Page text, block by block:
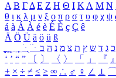
Α Β ΓΔ Ε Ζ Η Θ Ι ΚΛ Μ Ν
θ ι κ λ μ ν ξ ο π ρ σ τ υ φ χ ψ
á à Á À é è É È ç Ç ê
Ä Ö Ü ä ö ü ß
ִֶֹ ֻּ ׁׂ כ ג ד ש ץ ת צ מ נ ה ב
‘ ’ “ ” 〔 〕 〈 〉 「 」 『 』
± × ÷ ≠ ≤ ≥ ∞ ∴ ♂ ♀ ∠ ⊥ ⌒